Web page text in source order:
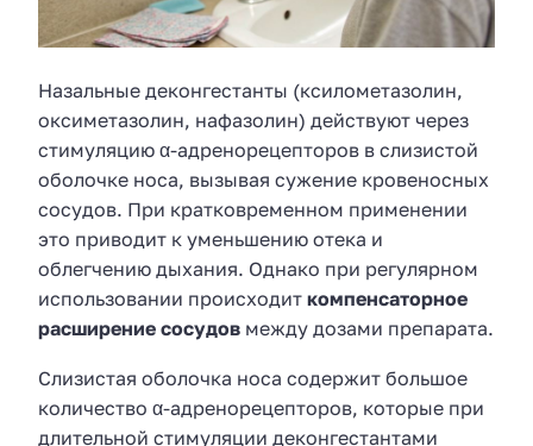
Назальные деконгестанты (ксилометазолин,
оксиметазолин, нафазолин) действуют через
стимуляцию α-адренорецепторов в слизистой
оболочке носа, вызывая сужение кровеносных
сосудов. При кратковременном применении
это приводит к уменьшению отека и
облегчению дыхания. Однако при регулярном
использовании происходит компенсаторное
расширение сосудов между дозами препарата.
Слизистая оболочка носа содержит большое
количество α-адренорецепторов, которые при
длительной стимуляции деконгестантами